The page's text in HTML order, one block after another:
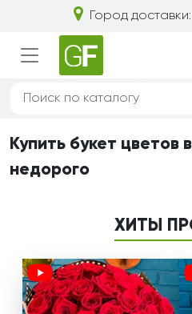
Город доставки:
Купить букет цветов
недорого
ХИТЫ